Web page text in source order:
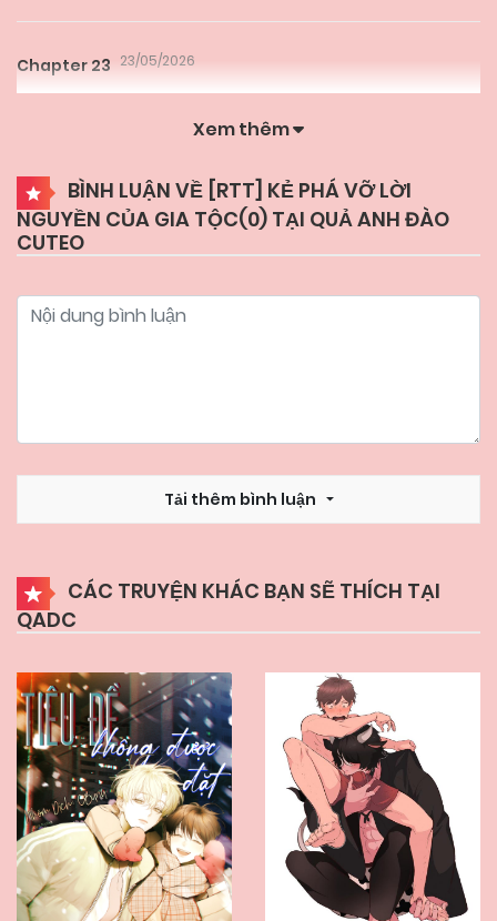
Chapter 23 23/05/2026
23/05/2026
Chapter 21 23/05/2026
Chapter 20 23/05/2026
23/05/2026
Chapter 17 23/05/2026
Chapter 16 23/05/2026
Chapter 15 23/05/2026
Chapter 14 23/05/2026
Chapter 13 23/05/2026
23/05/2026
Xem thêm
BÌNH LUẬN VỀ [RTT] KẺ PHÁ VỠ LỜI
NGUYỀN CỦA GIA TỘC(0) TẠI QUẢ ANH ĐÀO
CUTEO
Tải thêm bình luận
CÁC TRUYỆN KHÁC BẠN SẼ THÍCH TẠI
QADC